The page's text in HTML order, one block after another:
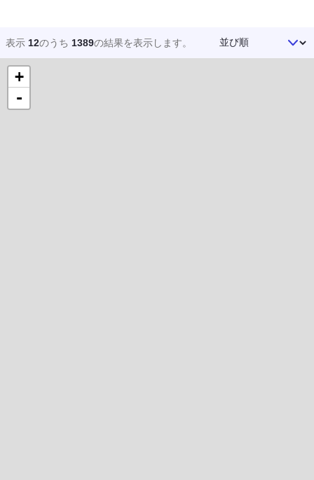
表示 12のうち 1389の結果を表示します。 並び順
+
-